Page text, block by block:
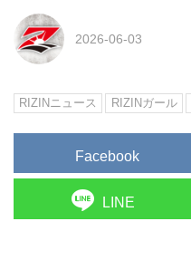
2026-06-03
RIZINニュース RIZINガール
Facebook
LINE